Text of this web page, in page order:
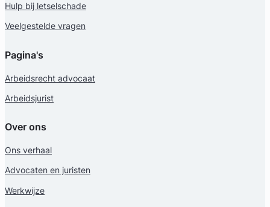
Hulp bij letselschade
Veelgestelde vragen
Pagina's
Arbeidsrecht advocaat
Arbeidsjurist
Over ons
Ons verhaal
Advocaten en juristen
Werkwijze